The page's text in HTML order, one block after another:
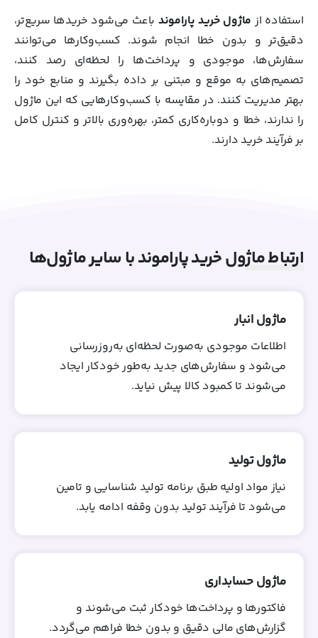
استفاده از ماژول خرید پاراموند باعث می‌شود خریدها سریع‌تر،
دقیق‌تر و بدون خطا انجام شوند. کسب‌وکارها می‌توانند
سفارش‌ها، موجودی و پرداخت‌ها را لحظه‌ای رصد کنند،
تصمیم‌های به موقع و مبتنی بر داده بگیرند و منابع خود را
بهتر مدیریت کنند. در مقایسه با کسب‌وکارهایی که این ماژول
را ندارند، خطا و دوباره‌کاری کمتر، بهره‌وری بالاتر و کنترل کامل
بر فرآیند خرید دارند.
ارتباط ماژول خرید پاراموند با سایر ماژول‌ها
ماژول انبار
اطلاعات موجودی به‌صورت لحظه‌ای به‌روزرسانی
می‌شود و سفارش‌های جدید به‌طور خودکار ایجاد
می‌شوند تا کمبود کالا پیش نیاید.
ماژول تولید
نیاز مواد اولیه طبق برنامه تولید شناسایی و تامین
می‌شود تا فرآیند تولید بدون وقفه ادامه یابد.
ماژول حسابداری
فاکتورها و پرداخت‌ها خودکار ثبت می‌شوند و
گزارش‌های مالی دقیق و بدون خطا فراهم می‌گردد.